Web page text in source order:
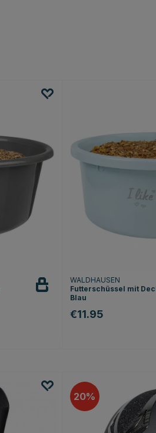
WALDHAUSEN
Futterschüssel mit
Blau
€11.95
20